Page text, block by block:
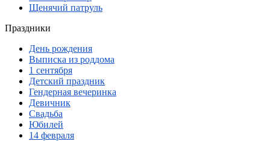
Щенячий патруль
Праздники
День рождения
Выписка из роддома
1 сентября
Детский праздник
Гендерная вечеринка
Девичник
Свадьба
Юбилей
14 февраля